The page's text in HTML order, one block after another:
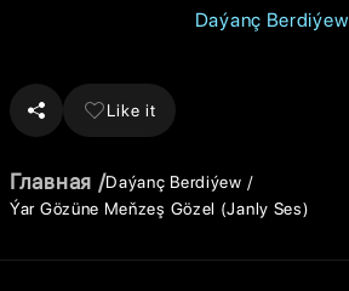
Daýanç Berdiýew
Like it
Главная
Daýanç Berdiýew
Ýar Gözüne Meňzeş Gözel (Janly Ses)